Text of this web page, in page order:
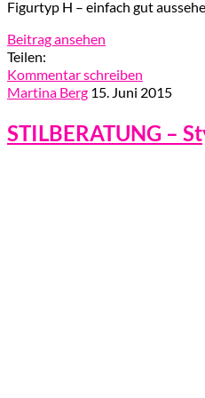
Figurtyp H – einfach gut
Beitrag ansehen
Teilen:
Kommentar schreiben
Martina Berg 15. Juni 2015
STILBERATUNG –